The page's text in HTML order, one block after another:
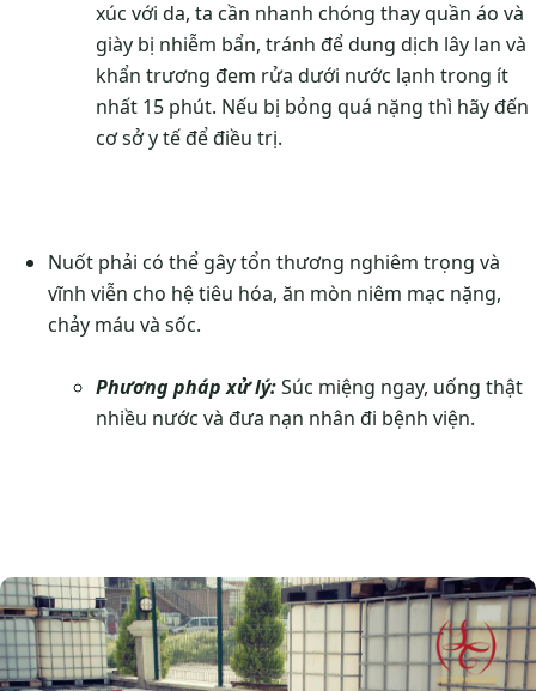
xúc với da, ta cần nhanh chóng thay quần áo và
giày bị nhiễm bẩn, tránh để dung dịch lây lan và
khẩn trương đem rửa dưới nước lạnh trong ít
nhất 15 phút. Nếu bị bỏng quá nặng thì hãy đến
cơ sở y tế để điều trị.
Nuốt phải có thể gây tổn thương nghiêm trọng và
vĩnh viễn cho hệ tiêu hóa, ăn mòn niêm mạc nặng,
chảy máu và sốc.
Phương pháp xử lý:Súc miệng ngay, uống thật
nhiều nước và đưa nạn nhân đi bệnh viện.